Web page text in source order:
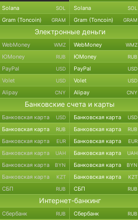
Solana SOL Solana SOL
Gram (Toncoin) GRAM Gram (Toncoin) GRAM
Электронные деньги
WebMoney WMZ WebMoney WMZ
ЮMoney RUB ЮMoney RUB
PayPal USD PayPal USD
Volet USD Volet USD
Alipay CNY Alipay CNY
Банковские счета и карты
Банковская карта USD Банковская карта USD
Банковская карта RUB Банковская карта RUB
Банковская карта EUR Банковская карта EUR
Банковская карта UAH Банковская карта UAH
Банковская карта BYN Банковская карта BYN
Банковская карта KZT Банковская карта KZT
СБП RUB СБП RUB
Интернет-банкинг
Сбербанк RUB Сбербанк RUB